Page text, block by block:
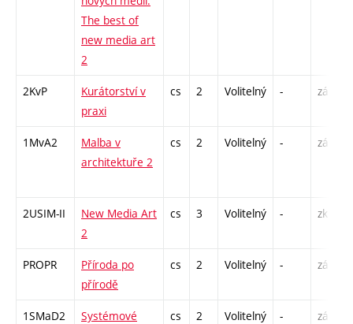
The best of
new media art
2
2KvP
Kurátorství v
praxi
cs 2 Volitelný - zá
1MvA2
Malba v
architektuře 2
cs 2 Volitelný - zá
2USIM-II
New Media Art
2
cs 3 Volitelný - zk
PROPR
Příroda po
přírodě
cs 2 Volitelný - zá
1SMaD2
Systémové
cs 2 Volitelný - zá